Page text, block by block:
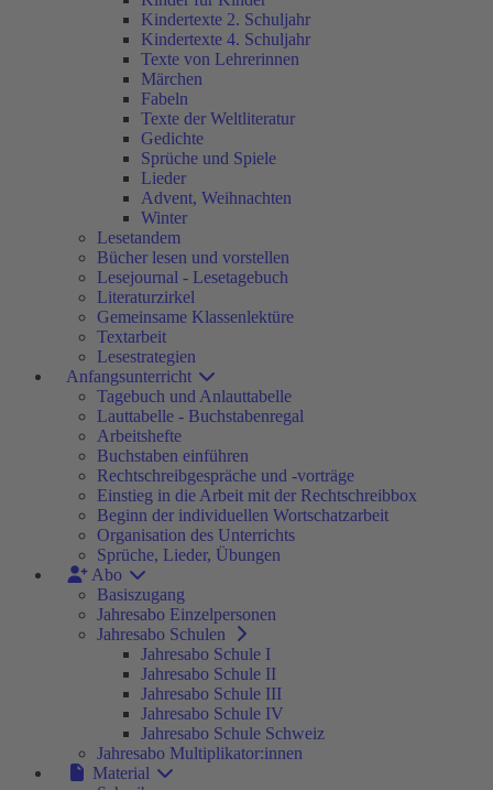
Kindertexte 2. Schuljahr
Kindertexte 4. Schuljahr
Texte von Lehrerinnen
Märchen
Fabeln
Texte der Weltliteratur
Gedichte
Sprüche und Spiele
Lieder
Advent, Weihnachten
Winter
Lesetandem
Bücher lesen und vorstellen
Lesejournal - Lesetagebuch
Literaturzirkel
Gemeinsame Klassenlektüre
Textarbeit
Lesestrategien
Anfangsunterricht
Tagebuch und Anlauttabelle
Lauttabelle - Buchstabenregal
Arbeitshefte
Buchstaben einführen
Rechtschreibgespräche und -vorträge
Einstieg in die Arbeit mit der Rechtschreibbox
Beginn der individuellen Wortschatzarbeit
Organisation des Unterrichts
Sprüche, Lieder, Übungen
Abo
Basiszugang
Jahresabo Einzelpersonen
Jahresabo Schulen
Jahresabo Schule I
Jahresabo Schule II
Jahresabo Schule III
Jahresabo Schule IV
Jahresabo Schule Schweiz
Jahresabo Multiplikator:innen
Material